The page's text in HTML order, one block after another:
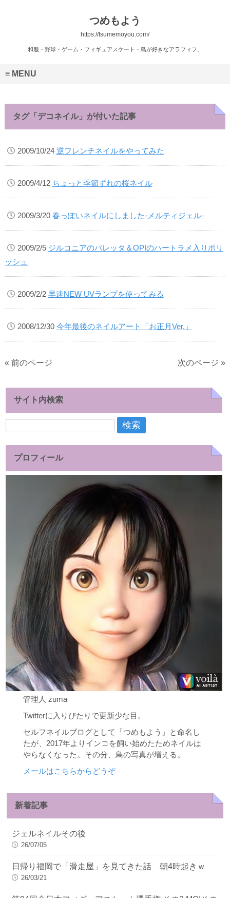
つめもよう
https://tsumemoyou.com/
和服・野球・ゲーム・フィギュアスケート・鳥が好きなアラフィフ。
MENU
タグ「デコネイル」が付いた記事
2009/10/24 逆フレンチネイルをやってみた
2009/4/12 ちょっと季節ずれの桜ネイル
2009/3/20 春っぽいネイルにしました-メルティジェル-
2009/2/5 ジルコニアのバレッタ＆OPIのハートラメ入りポリ
ッシュ
2009/2/2 早速NEW UVランプを使ってみる
2008/12/30 今年最後のネイルアート「お正月Ver.」
« 前のページ 次のページ »
サイト内検索
検
プロフィール
管理人 zuma
Twitterに入りびたりで更新少な目。
セルフネイルブログとして「つめもよう」と命名し
たが、2017年よりインコを飼い始めたためネイルは
やらなくなった。その分、鳥の写真が増える。
メールはこちらからどうぞ
新着記事
ジェルネイルその後
26/07/05
日帰り福岡で「滑走屋」を見てきた話 朝4時起きｗ
26/03/21